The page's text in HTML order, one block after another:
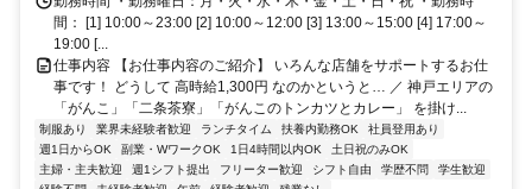
間： [1] 10:00～23:00 [2] 10:00～12:00 [3] 13:00～15:00 [4] 17:00～
19:00 [...
仕事内容 【お仕事内容のご紹介】 いろんな店舗をサポートするお仕
事です！ どうして 高時給1,300円 なのかというと… ／ 神戸エリアの
「がんこ」「二条茶寮」「がんこのトンカツとカレー」 を掛け...
制服あり 業界未経験者歓迎 ランチタイム 扶養内勤務OK
社員登用あり
週1日からOK
副業・WワークOK 1日4時間以内OK
土日祝のみOK
主婦・主夫歓迎
週1シフト提出 フリーター歓迎 シフト自由 学歴不問
学生歓迎